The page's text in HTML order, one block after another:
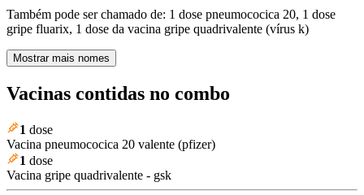
Também pode ser chamado de: 1 dose pneumococica 20, 1 dose
gripe fluarix, 1 dose da vacina gripe quadrivalente (vírus k)
Mostrar mais nomes
Vacinas contidas no combo
1 dose
Vacina pneumococica 20 valente (pfizer)
1 dose
Vacina gripe quadrivalente - gsk